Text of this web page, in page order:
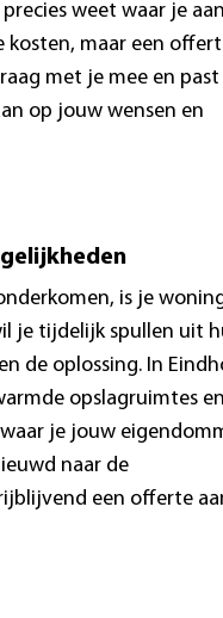
weet waar je
kosten, maar een
met je mee en past
op jouw wensen en
is je
je tijdelijk spullen uit
de oplossing. In
opslagruimtes en
je jouw
naar de
een offerte